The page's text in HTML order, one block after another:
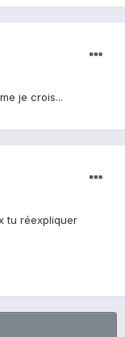
je crois...
tu réexpliquer